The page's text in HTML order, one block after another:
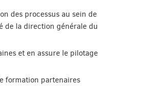
des processus au sein de
de la direction générale du
et en assure le pilotage
formation partenaires